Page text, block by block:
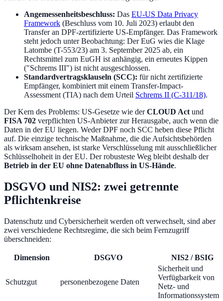
Angemessenheitsbeschluss: Das EU-US Data Privacy
Framework (Beschluss vom 10. Juli 2023) erlaubt den
Transfer an DPF-zertifizierte US-Empfänger. Das Framework
steht jedoch unter Beobachtung: Der EuG wies die Klage
Latombe (T-553/23) am 3. September 2025 ab, ein
Rechtsmittel zum EuGH ist anhängig, ein erneutes Kippen
("Schrems III") ist nicht ausgeschlossen.
Standardvertragsklauseln (SCC): für nicht zertifizierte
Empfänger, kombiniert mit einem Transfer-Impact-
Assessment (TIA) nach dem Urteil Schrems II (C-311/18).
Der Kern des Problems: US-Gesetze wie derCLOUD Act und
FISA 702 verpflichten US-Anbieter zur Herausgabe, auch wenn die
Daten in der EU liegen. Weder DPF noch SCC heben diese Pflicht
auf. Die einzige technische Maßnahme, die die Aufsichtsbehörden
als wirksam ansehen, ist starke Verschlüsselung mit ausschließlicher
Schlüsselhoheit in der EU. Der robusteste Weg bleibt deshalb der
Betrieb in der EU ohne Datenabfluss in US-Hände.
DSGVO und NIS2: zwei getrennte
Pflichtenkreise
Datenschutz und Cybersicherheit werden oft verwechselt, sind aber
zwei verschiedene Rechtsregime, die sich beim Fernzugriff
überschneiden:
Dimension DSGVO NIS2 / BSIG
Schutzgut personenbezogene Daten
Sicherheit und
Verfügbarkeit von
Netz- und